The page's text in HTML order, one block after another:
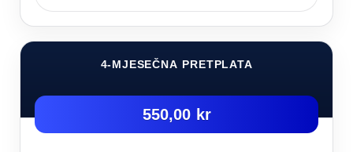
4-MJESEČNA PRETPLATA
550,00 kr